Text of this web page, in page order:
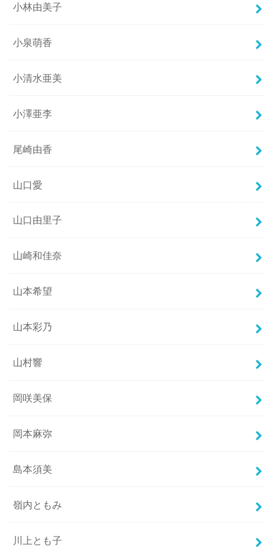
小林由美子
小泉萌香
小清水亜美
小澤亜李
尾崎由香
山口愛
山口由里子
山崎和佳奈
山本希望
山本彩乃
山村響
岡咲美保
岡本麻弥
島本須美
嶺内ともみ
川上とも子